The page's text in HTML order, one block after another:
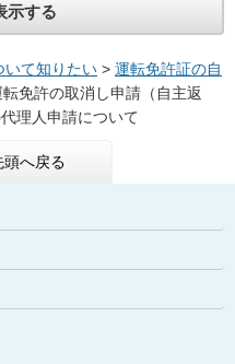
示する
いて知りたい > 運転免許証の自
免許の取消し申請（自主返
理人申請について
へ戻る